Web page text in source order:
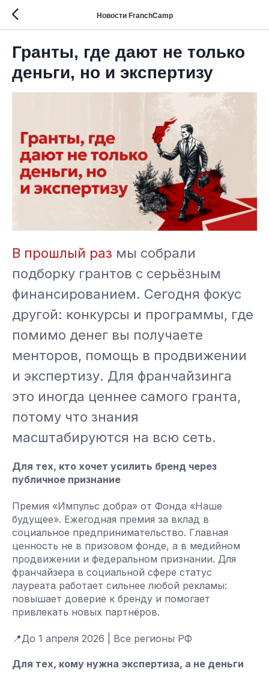
Новости FranchCamp
Гранты, где дают не только
деньги, но и экспертизу
В прошлый раз мы собрали
подборку грантов с серьёзным
финансированием. Сегодня фокус
другой: конкурсы и программы, где
помимо денег вы получаете
менторов, помощь в продвижении
и экспертизу. Для франчайзинга
это иногда ценнее самого гранта,
потому что знания
масштабируются на всю сеть.
Для тех, кто хочет усилить бренд через
публичное признание
Премия «Импульс добра» от Фонда «Наше
будущее». Ежегодная премия за вклад в
социальное предпринимательство. Главная
ценность не в призовом фонде, а в медийном
продвижении и федеральном признании. Для
франчайзера в социальной сфере статус
лауреата работает сильнее любой рекламы:
повышает доверие к бренду и помогает
привлекать новых партнёров.
📍До 1 апреля 2026 | Все регионы РФ
Для тех, кому нужна экспертиза, а не деньги